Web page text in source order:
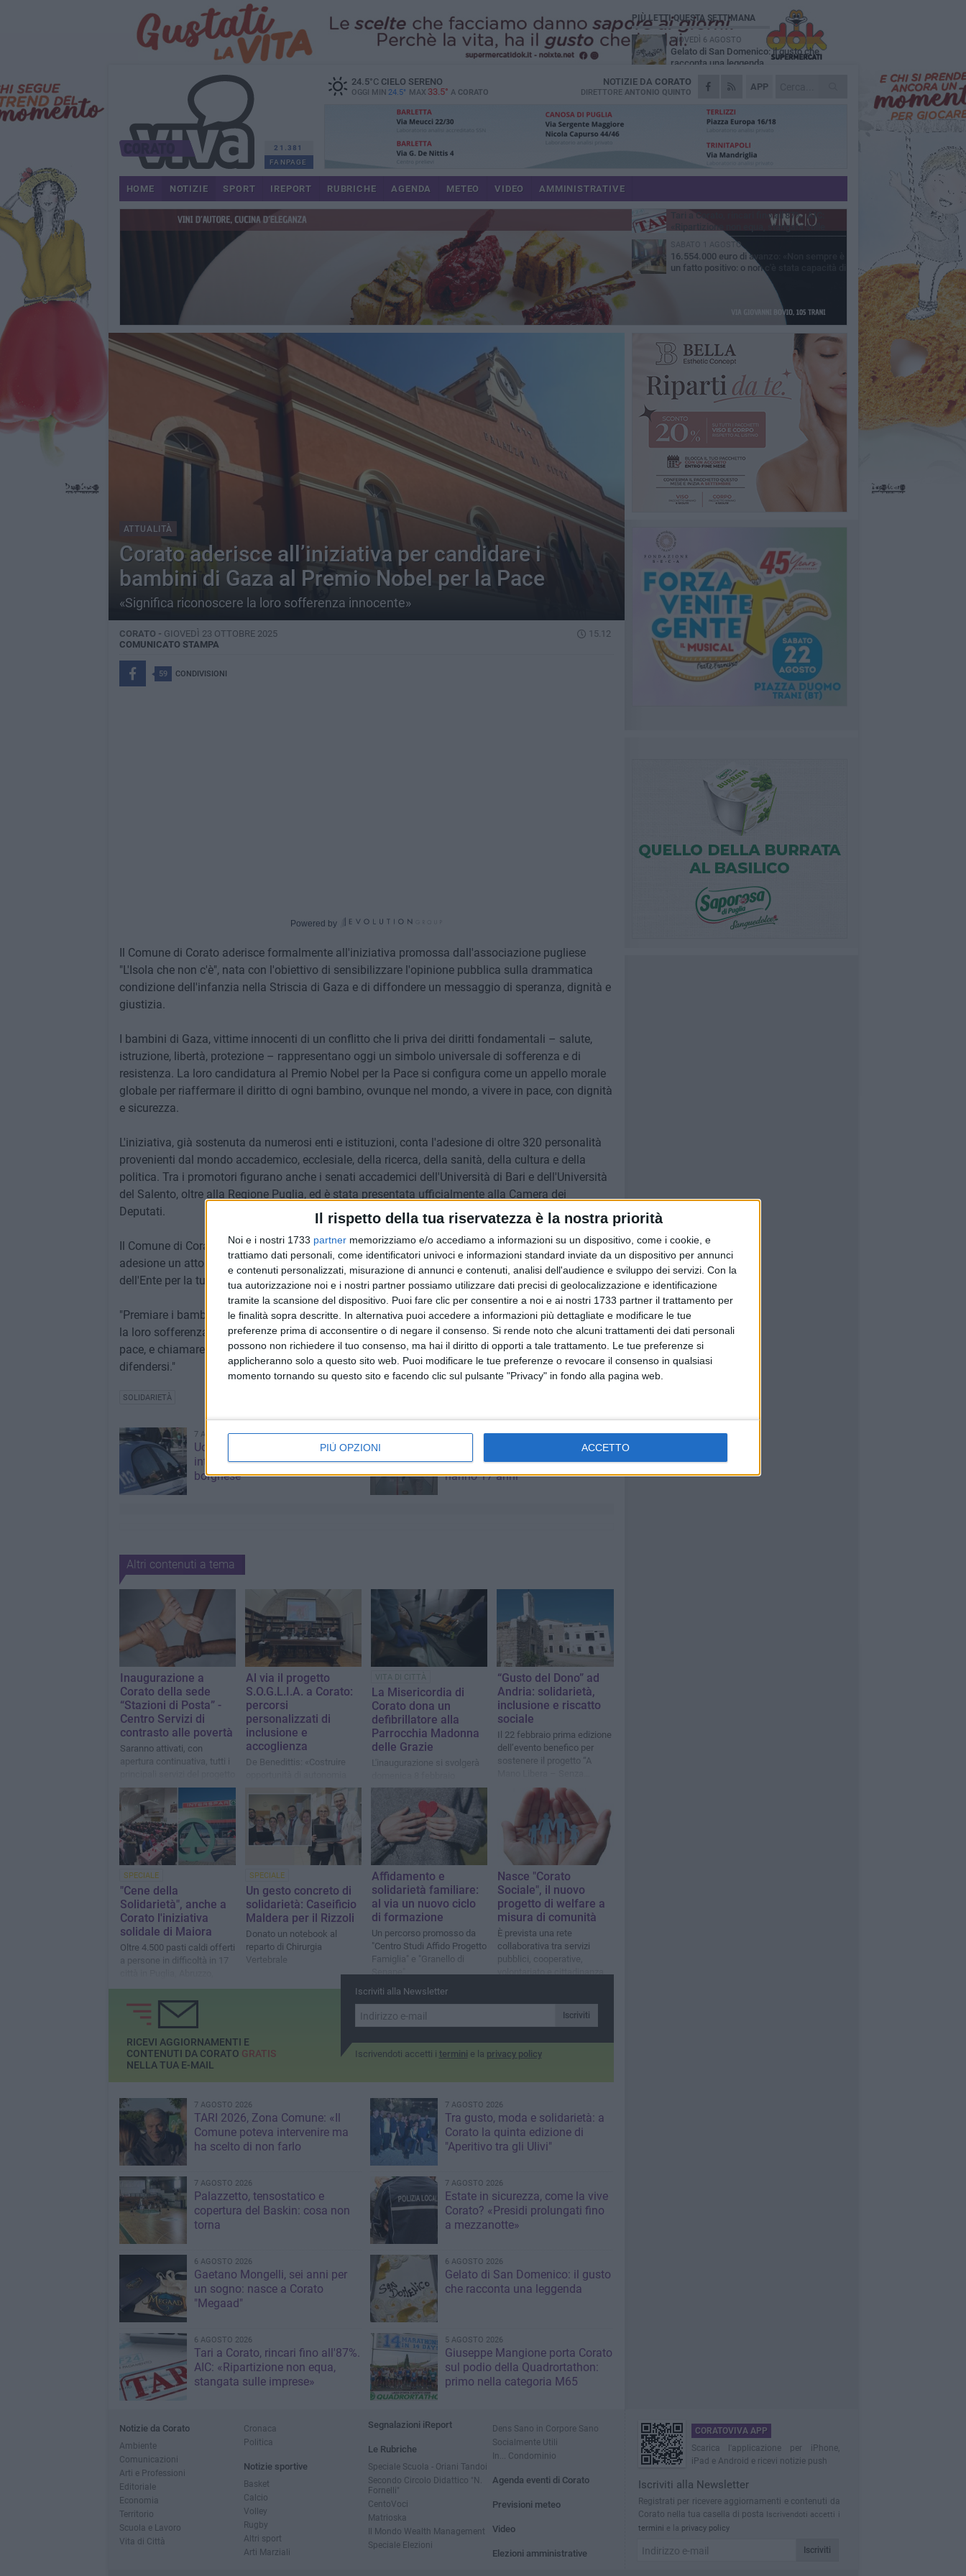
Il rispetto della tua riservatezza è la nostra priorità
Noi e i nostri 1733 partner memorizziamo e/o accediamo a informazioni su un dispositivo, come i cookie, e
trattiamo dati personali, come identificatori univoci e informazioni standard inviate da un dispositivo per annunci
e contenuti personalizzati, misurazione di annunci e contenuti, analisi dell'audience e sviluppo dei servizi. Con la
tua autorizzazione noi e i nostri partner possiamo utilizzare dati precisi di geolocalizzazione e identificazione
tramite la scansione del dispositivo. Puoi fare clic per consentire a noi e ai nostri 1733 partner il trattamento per
le finalità sopra descritte. In alternativa puoi accedere a informazioni più dettagliate e modificare le tue
preferenze prima di acconsentire o di negare il consenso. Si rende noto che alcuni trattamenti dei dati personali
possono non richiedere il tuo consenso, ma hai il diritto di opporti a tale trattamento. Le tue preferenze si
applicheranno solo a questo sito web. Puoi modificare le tue preferenze o revocare il consenso in qualsiasi
momento tornando su questo sito e facendo clic sul pulsante "Privacy" in fondo alla pagina web.
PIÙ OPZIONI ACCETTO
21.381
FANPAGE
24.5°CCIELO SERENO
OGGI MIN 24.5° MAX 33.5° A CORATO
APP
NOTIZIE DA CORATO
DIRETTORE ANTONIO QUINTO
HOME NOTIZIE SPORT IREPORT RUBRICHE AGENDA METEO VIDEO AMMINISTRATIVE
ATTUALITÀ
Corato aderisce all’iniziativa per candidare i
bambini di Gaza al Premio Nobel per la Pace
«Significa riconoscere la loro sofferenza innocente»
CORATO - GIOVEDÌ 23 OTTOBRE 2025
15.12
COMUNICATO STAMPA
59 CONDIVISIONI
Powered by
Il Comune di Corato aderisce formalmente all'iniziativa promossa dall'associazione pugliese
"L'Isola che non c'è", nata con l'obiettivo di sensibilizzare l'opinione pubblica sulla drammatica
condizione dell'infanzia nella Striscia di Gaza e di diffondere un messaggio di speranza, dignità e
giustizia.
I bambini di Gaza, vittime innocenti di un conflitto che li priva dei diritti fondamentali – salute,
istruzione, libertà, protezione – rappresentano oggi un simbolo universale di sofferenza e di
resistenza. La loro candidatura al Premio Nobel per la Pace si configura come un appello morale
globale per riaffermare il diritto di ogni bambino, ovunque nel mondo, a vivere in pace, con dignità
e sicurezza.
L'iniziativa, già sostenuta da numerosi enti e istituzioni, conta l'adesione di oltre 320 personalità
provenienti dal mondo accademico, ecclesiale, della ricerca, della sanità, della cultura e della
politica. Tra i promotori figurano anche i senati accademici dell'Università di Bari e dell'Università
del Salento, oltre alla Regione Puglia, ed è stata presentata ufficialmente alla Camera dei
Deputati.
Il Comune di Corato, in coerenza con i propri principi statutari e costituzionali, riconosce in questa
adesione un atto di solidarietà e di sensibilizzazione collettiva, in linea con l'impegno costante
dell'Ente per la tutela dei diritti umani e la promozione della cultura della pace.
"Premiare i bambini di Gaza – si legge nel testo della delibera di adesione – significa riconoscere
la loro sofferenza innocente, affermare che ogni bambino, in ogni luogo del mondo, ha diritto alla
pace, e chiamare la comunità internazionale alla responsabilità collettiva verso chi non può
difendersi."
SOLIDARIETÀ
7 AGOSTO 2026
Uomo fermato in via Porta Pia:
intervento lampo degli agenti in
borghese
7 AGOSTO 2026
Due aggressioni in pochi giorni
tra Bari e Corato: le vittime
hanno 17 anni
Altri contenuti a tema
Inaugurazione a
Corato della sede
“Stazioni di Posta” -
Centro Servizi di
contrasto alle povertà
Saranno attivati, con
apertura continuativa, tutti i
Al via il progetto
S.O.G.L.I.A. a Corato:
percorsi
personalizzati di
inclusione e
accoglienza
De Benedittis: «Costruire
significa generare
sicurezza, equità e relazioni
più forti all'interno della
comunità»
VITA DI CITTÀ
La Misericordia di
Corato dona un
defibrillatore alla
Parrocchia Madonna
delle Grazie
L'inaugurazione si svolgerà
“Gusto del Dono” ad
Andria: solidarietà,
inclusione e riscatto
sociale
Il 22 febbraio prima edizione
dell’evento benefico per
sostenere il progetto “A
SPECIALE
"Cene della
Solidarietà", anche a
Corato l'iniziativa
solidale di Maiora
Oltre 4.500 pasti caldi offerti
a persone in difficoltà in 17
Basilicata e Calabria
SPECIALE
Un gesto concreto di
solidarietà: Caseificio
Maldera per il Rizzoli
Donato un notebook al
reparto di Chirurgia
Vertebrale
Affidamento e
solidarietà familiare:
al via un nuovo ciclo
di formazione
Un percorso promosso da
"Centro Studi Affido Progetto
Famiglia" e "Granello di
Senape"
Nasce "Corato
Sociale", il nuovo
progetto di welfare a
misura di comunità
È prevista una rete
collaborativa tra servizi
pubblici, cooperative,
volontariato e cittadinanza
Iscriviti alla Newsletter
Iscriviti
Iscrivendoti accetti i termini e la privacy policy
RICEVI AGGIORNAMENTI E
CONTENUTI DA CORATO GRATIS
NELLA TUA E-MAIL
7 AGOSTO 2026
TARI 2026, Zona Comune: «Il
Comune poteva intervenire ma
ha scelto di non farlo
7 AGOSTO 2026
Tra gusto, moda e solidarietà: a
Corato la quinta edizione di
"Aperitivo tra gli Ulivi"
7 AGOSTO 2026
Palazzetto, tensostatico e
copertura del Baskin: cosa non
torna
7 AGOSTO 2026
Estate in sicurezza, come la vive
Corato? «Presidi prolungati fino
a mezzanotte»
6 AGOSTO 2026
Gaetano Mongelli, sei anni per
un sogno: nasce a Corato
"Megaad"
6 AGOSTO 2026
Gelato di San Domenico: il gusto
che racconta una leggenda
6 AGOSTO 2026
Tari a Corato, rincari fino all'87%.
AIC: «Ripartizione non equa,
stangata sulle imprese»
5 AGOSTO 2026
Giuseppe Mangione porta Corato
sul podio della Quadrortathon:
primo nella categoria M65
PIÙ LETTI QUESTA SETTIMANA
GIOVEDÌ 6 AGOSTO
Gelato di San Domenico: il gusto che
racconta una leggenda
VENERDÌ 7 AGOSTO
Uomo fermato in via Porta Pia: intervento
GIOVEDÌ 6 AGOSTO
nasce a Corato "Megaad"
MERCOLEDÌ 5 AGOSTO
Chiuso momentaneamente distributore di
GIOVEDÌ 6 AGOSTO
Tari a Corato, rincari fino all'87%. AIC:
«Ripartizione non equa, stangata sulle
imprese»
SABATO 1 AGOSTO
16.554.000 euro di avanzo: «Non sempre è
un fatto positivo: o non c'è stata capacità di
spesa o le entrate sono state troppo alte»
Notizie da Corato
Ambiente
Comunicazioni
Arti e Professioni
Editoriale
Economia
Territorio
Scuola e Lavoro
Vita di Città
Cronaca
Politica
Notizie sportive
Basket
Calcio
Volley
Rugby
Altri sport
Arti Marziali
Segnalazioni iReport
Le Rubriche
Speciale Scuola - Oriani Tandoi
Secondo Circolo Didattico "N.
Fornelli"
CentoVoci
Matrioska
Il Mondo Wealth Management
Speciale Elezioni
Dens Sano in Corpore Sano
Socialmente Utili
In... Condominio
Agenda eventi di Corato
Previsioni meteo
Video
Elezioni amministrative
CORATOVIVA APP
Scarica l'applicazione per iPhone,
iPad e Android e ricevi notizie push
Iscriviti alla Newsletter
Registrati per ricevere aggiornamenti e contenuti da
Corato nella tua casella di posta Iscrivendoti accetti i
termini e la privacy policy
Iscriviti